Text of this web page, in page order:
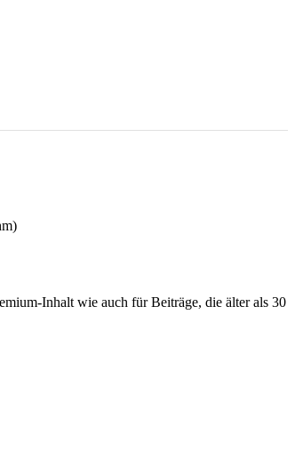
Inhalt wie auch für Beiträge, die älter als 30